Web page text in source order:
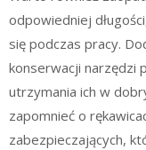
odpowiedniej
się podczas pracy.
konserwacji narzędzi
utrzymania ich w
zapomnieć o
zabezpieczających,